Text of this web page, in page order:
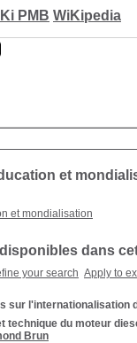
PMB WiKipedia
et
et mondialisation
dans
your search Apply to
sur l'internationalisation
technique du moteur
Brun